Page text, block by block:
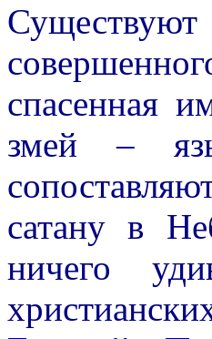
Существуют
спасенная
змей –
сатану в
ничего